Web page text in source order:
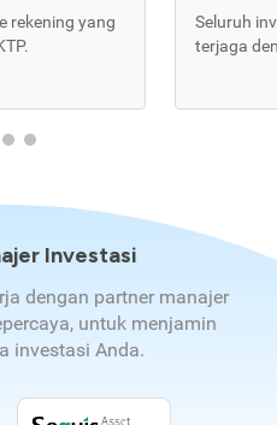
rekening yang
Seluruh
terjaga
Investasi
dengan partner manajer
untuk menjamin
investasi Anda.